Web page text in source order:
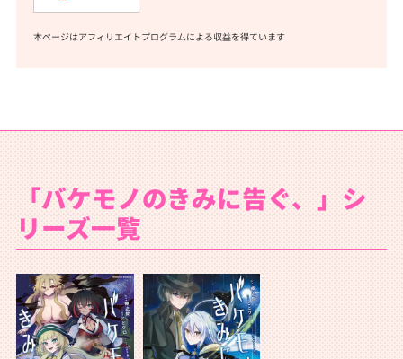
本ページはアフィリエイトプログラムによる収益を得ています
「バケモノのきみに告ぐ、」シ
リーズ一覧